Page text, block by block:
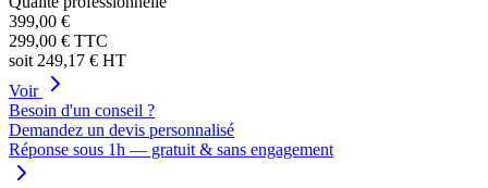
399,00 €
299,00 € TTC
soit 249,17 € HT
Voir
Besoin d'un conseil ?
Demandez un devis personnalisé
Réponse sous 1h — gratuit & sans engagement